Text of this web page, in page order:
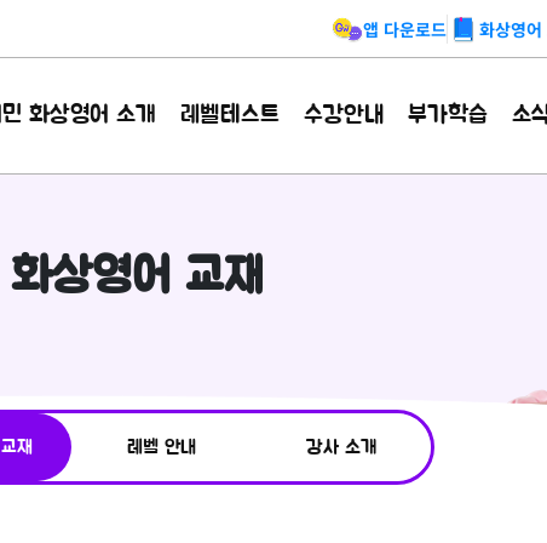
앱 다운로드 화상영어
화상영어 소개 레벨테스트 수강안내 부가학습 소
화상영어 교재
재 레벨 안내 강사 소개